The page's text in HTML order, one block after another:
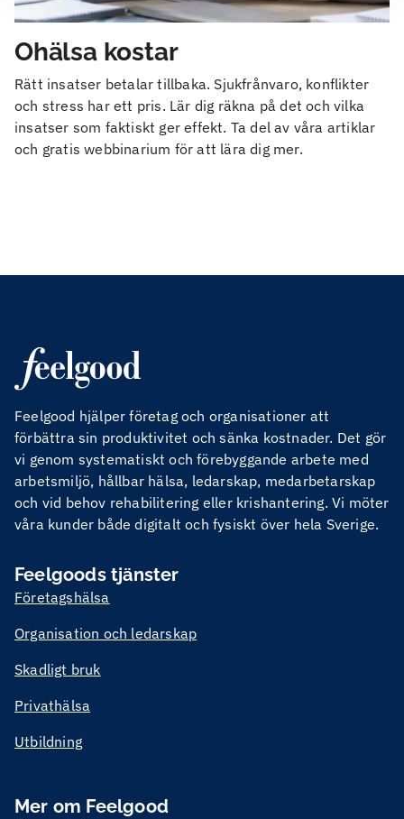
Ohälsa kostar
Rätt insatser betalar tillbaka. Sjukfrånvaro, konflikter
och stress har ett pris. Lär dig räkna på det och vilka
insatser som faktiskt ger effekt. Ta del av våra artiklar
och gratis webbinarium för att lära dig mer.
Feelgood hjälper företag och organisationer att
förbättra sin produktivitet och sänka kostnader. Det gör
vi genom systematiskt och förebyggande arbete med
arbetsmiljö, hållbar hälsa, ledarskap, medarbetarskap
och vid behov rehabilitering eller krishantering. Vi möter
våra kunder både digitalt och fysiskt över hela Sverige.
Feelgoods tjänster
Företagshälsa
Organisation och ledarskap
Skadligt bruk
Privathälsa
Utbildning
Mer om Feelgood